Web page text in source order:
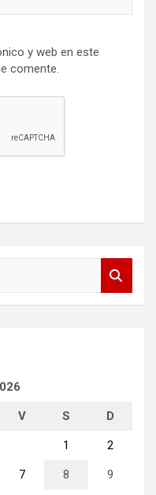
y web en este
comente.
V S D
1 2
7 8 9